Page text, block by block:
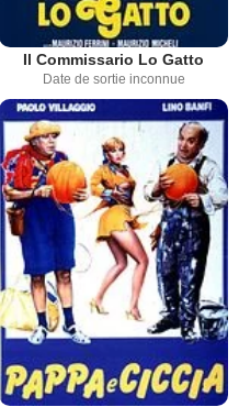
Il Commissario Lo Gatto
Date de sortie inconnue